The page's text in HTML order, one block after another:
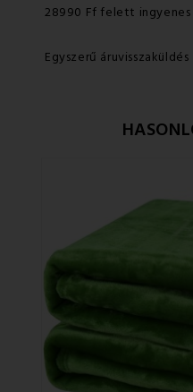
28990 Ff felett ingyenes
Egyszerű áruvisszaküldés